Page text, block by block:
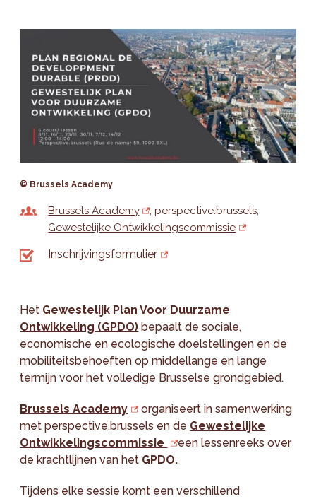
© Brussels Academy
Brussels Academy
perspective.brussels
Gewestelijke Ontwikkelingscommissie
Inschrijvingsformulier
Het Gewestelijk Plan Voor Duurzame
Ontwikkeling (GPDO) bepaalt de sociale,
economische en ecologische doelstellingen en de
mobiliteitsbehoeften op middellange en lange
termijn voor het volledige Brusselse grondgebied.
Brussels Academy
organiseert in samenwerking
met perspective.brussels en de Gewestelijke
Ontwikkelingscommissie
een lessenreeks over
de krachtlijnen van het GPDO.
Tijdens elke sessie komt een verschillend